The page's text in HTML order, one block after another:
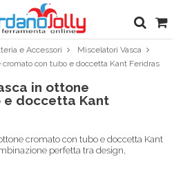
e Accessori
Miscelatori Vasca
con tubo e doccetta Kant Feridras
in ottone
doccetta Kant
cromato con tubo e doccetta Kant
perfetta tra design,